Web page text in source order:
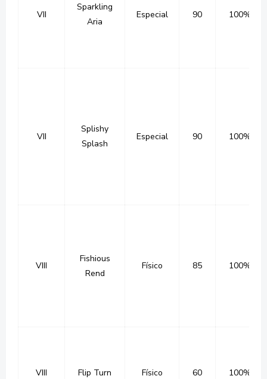
VII
Sparkling
Aria
Especial 90 100%
VII
Splishy
Splash
Especial 90 100%
VIII
Fishious
Rend
Físico 85 100%
VIII Flip Turn Físico 60 100%